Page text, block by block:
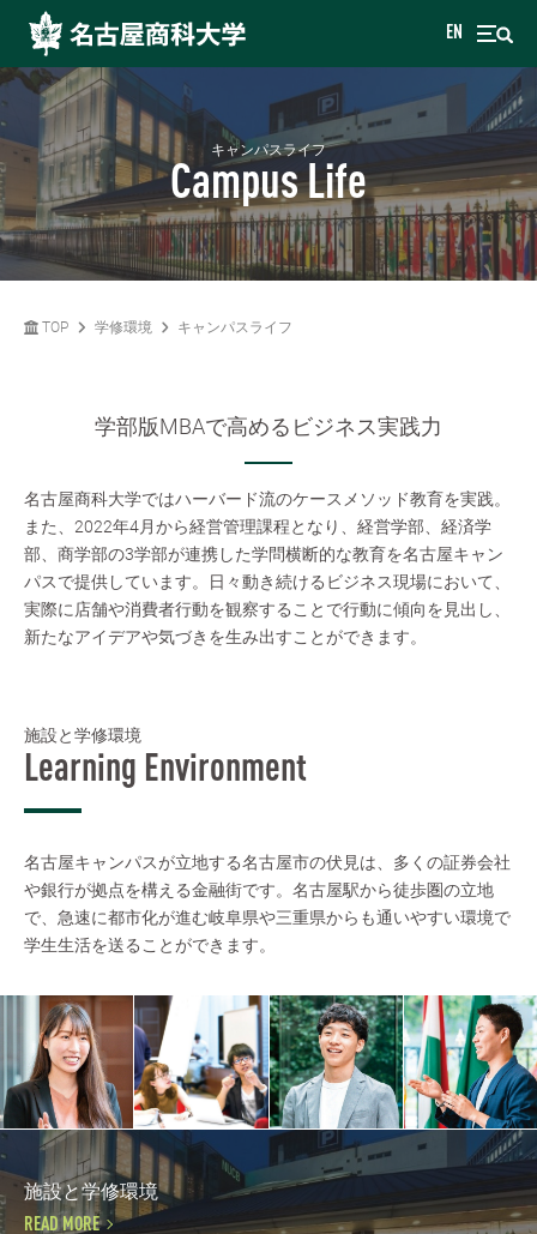
EN
キャンパスライフ
Campus Life
TOP 学修環境 キャンパスライフ
学部版MBAで高めるビジネス実践力
名古屋商科大学ではハーバード流のケースメソッド教育を実践。
また、2022年4月から経営管理課程となり、経営学部、経済学
部、商学部の3学部が連携した学問横断的な教育を名古屋キャン
パスで提供しています。日々動き続けるビジネス現場において、
実際に店舗や消費者行動を観察することで行動に傾向を見出し、
新たなアイデアや気づきを生み出すことができます。
施設と学修環境
Learning Environment
名古屋キャンパスが立地する名古屋市の伏見は、多くの証券会社
や銀行が拠点を構える金融街です。名古屋駅から徒歩圏の立地
で、急速に都市化が進む岐阜県や三重県からも通いやすい環境で
学生生活を送ることができます。
施設と学修環境
READ MORE